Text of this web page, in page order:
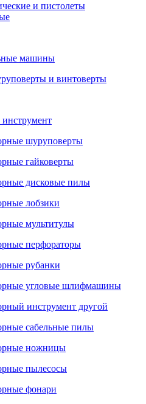
и пистолеты
машины
и винтоверты
шуруповерты
гайковерты
дисковые пилы
лобзики
мультитулы
перфораторы
рубанки
угловые шлифмашины
инструмент другой
сабельные пилы
ножницы
пылесосы
фонари